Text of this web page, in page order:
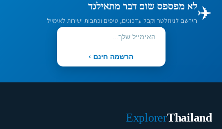
✈️לא מפספס שום דבר מתאילנד
הירשם לניוזלטר וקבל עדכונים, טיפים וכתבות ישירות לאימייל
הרשמה חינם ›
Thailand
Explorer